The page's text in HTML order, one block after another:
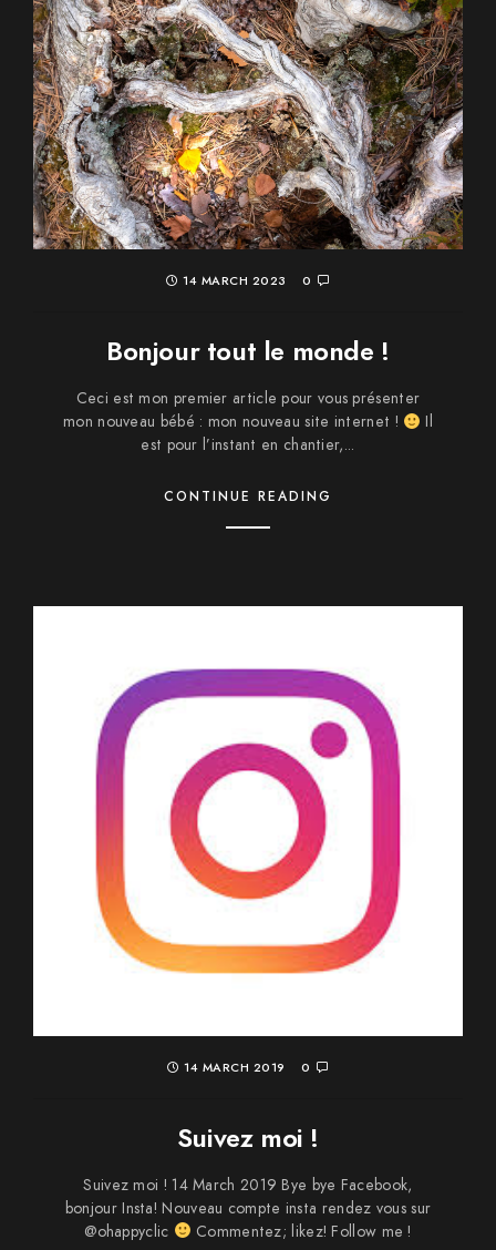
14 MARCH 2023 0
Bonjour tout le monde !
Ceci est mon premier article pour vous présenter
mon nouveau bébé : mon nouveau site internet !
Il
est pour l’instant en chantier,...
CONTINUE READING
14 MARCH 2019 0
Suivez moi !
Suivez moi ! 14 March 2019 Bye bye Facebook,
bonjour Insta! Nouveau compte insta rendez vous sur
@ohappyclic
Commentez; likez! Follow me !